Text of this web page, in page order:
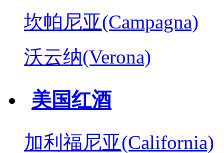
坎帕尼亚(Campagna)
沃云纳(Verona)
美国红酒
加利福尼亚(California)